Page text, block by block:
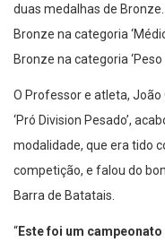
duas medalhas de
Bronze na categoria
Bronze na categoria ‘Peso
O Professor e atleta,
‘Pró Division Pesado’,
modalidade, que era tido
competição, e falou do
Barra de Batatais.
Este foi um